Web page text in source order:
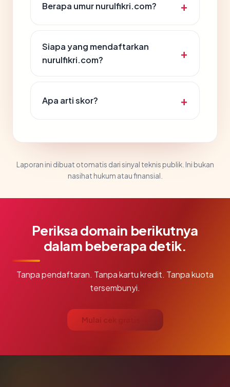
Berapa umur nurulfikri.com?
Siapa yang mendaftarkan
nurulfikri.com?
Apa arti skor?
Laporan ini dibuat otomatis dari sinyal teknis publik. Ini bukan
nasihat hukum atau finansial.
Periksa domain berikutnya
dalam beberapa detik.
Tanpa pendaftaran. Tanpa kartu kredit. Tanpa kuota
tersembunyi.
Mulai cek gratis →